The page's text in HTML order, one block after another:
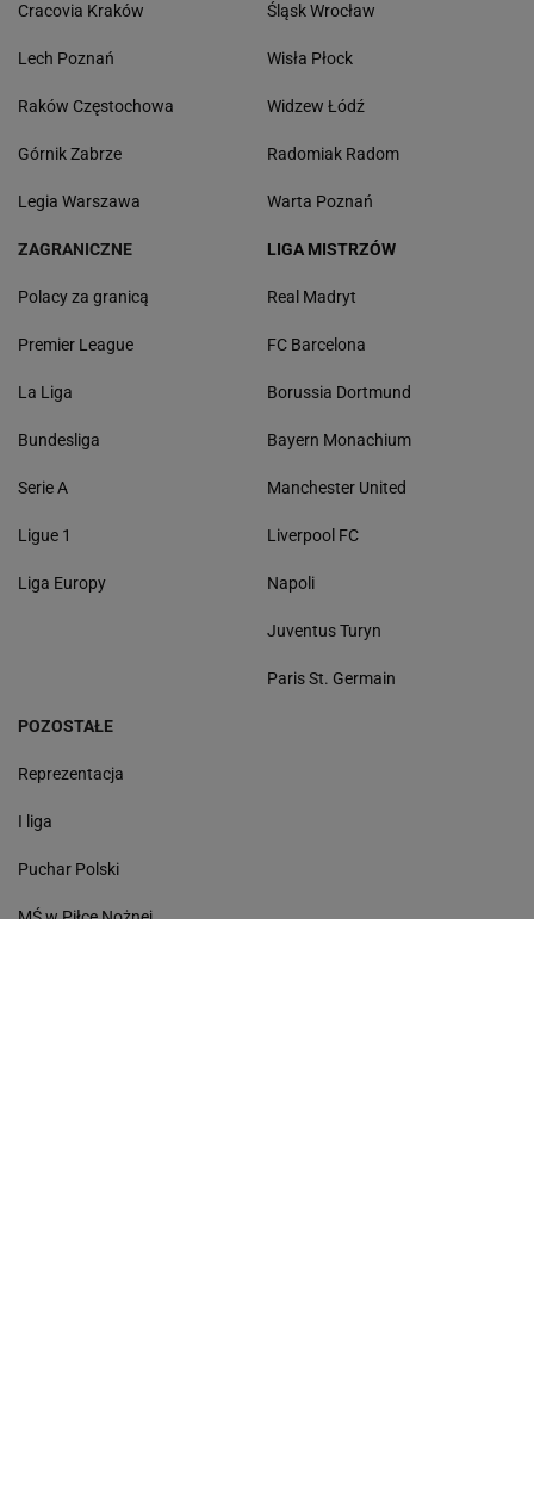
Cracovia Kraków
Lech Poznań
Raków Częstochowa
Górnik Zabrze
Legia Warszawa
Śląsk Wrocław
Wisła Płock
Widzew Łódź
Radomiak Radom
Warta Poznań
ZAGRANICZNE
Polacy za granicą
Premier League
La Liga
Bundesliga
Serie A
Ligue 1
Liga Europy
LIGA MISTRZÓW
Real Madryt
FC Barcelona
Borussia Dortmund
Bayern Monachium
Manchester United
Liverpool FC
Napoli
Juventus Turyn
Paris St. Germain
POZOSTAŁE
Reprezentacja
I liga
Puchar Polski
MŚ w Piłce Nożnej